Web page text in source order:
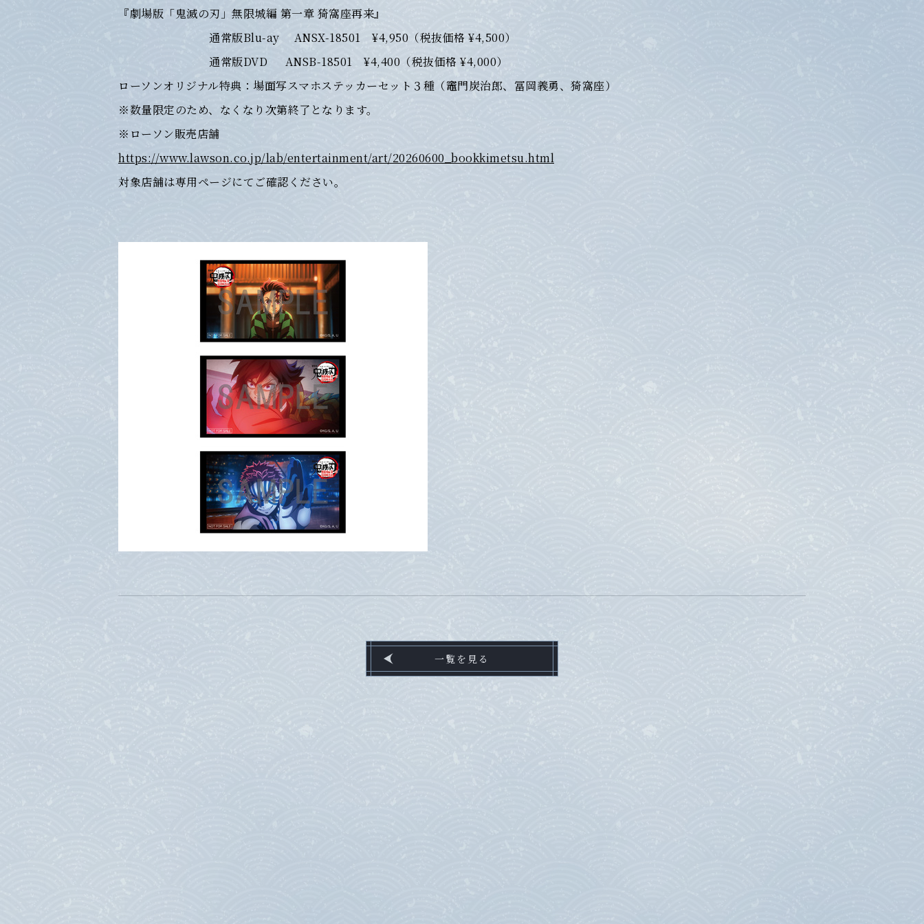
『劇場版「鬼滅の刃」無限城編 第一章 猗窩座再来』
通常版Blu-ay ANSX-18501 ¥4,950（税抜価格 ¥4,500）
通常版DVD ANSB-18501 ¥4,400（税抜価格 ¥4,000）
ローソンオリジナル特典：場面写スマホステッカーセット３種（竈門炭治郎、冨岡義勇、猗窩座）
※数量限定のため、なくなり次第終了となります。
※ローソン販売店舗
https://www.lawson.co.jp/lab/entertainment/art/20260600_bookkimetsu.html
対象店舗は専用ページにてご確認ください。
一覧を見る